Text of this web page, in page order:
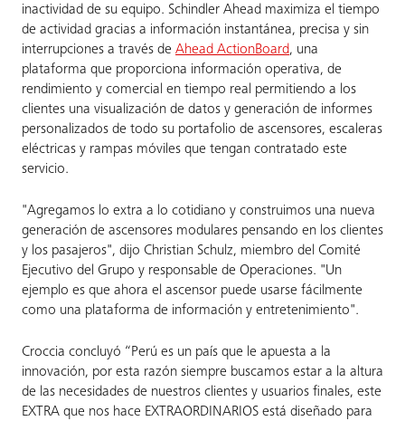
inactividad de su equipo. Schindler Ahead maximiza el tiempo
de actividad gracias a información instantánea, precisa y sin
interrupciones a través de Ahead ActionBoard, una
plataforma que proporciona información operativa, de
rendimiento y comercial en tiempo real permitiendo a los
clientes una visualización de datos y generación de informes
personalizados de todo su portafolio de ascensores, escaleras
eléctricas y rampas móviles que tengan contratado este
servicio.
"Agregamos lo extra a lo cotidiano y construimos una nueva
generación de ascensores modulares pensando en los clientes
y los pasajeros", dijo Christian Schulz, miembro del Comité
Ejecutivo del Grupo y responsable de Operaciones. "Un
ejemplo es que ahora el ascensor puede usarse fácilmente
como una plataforma de información y entretenimiento".
Croccia concluyó “Perú es un país que le apuesta a la
innovación, por esta razón siempre buscamos estar a la altura
de las necesidades de nuestros clientes y usuarios finales, este
EXTRA que nos hace EXTRAORDINARIOS está diseñado para